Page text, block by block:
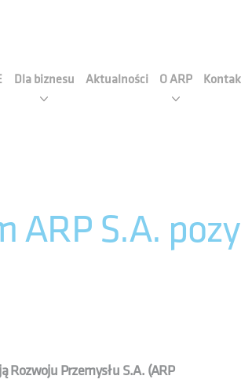
Dla biznesu Aktualności O ARP
ARP S.A.
Rozwoju Przemysłu S.A. (ARP